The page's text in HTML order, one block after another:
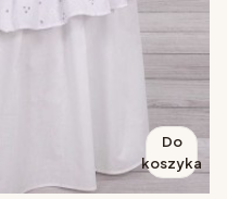
Do
koszyka